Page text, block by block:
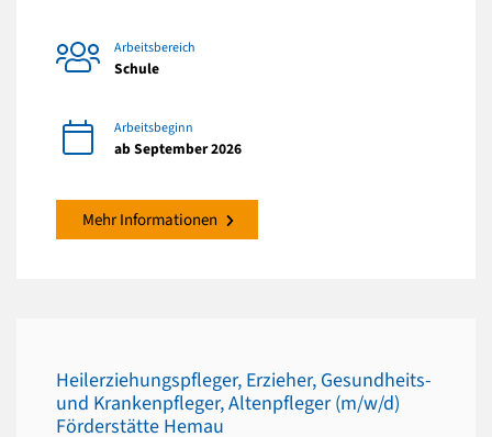
Arbeitsbereich
Schule
Arbeitsbeginn
ab September 2026
Mehr Informationen
Heilerziehungspfleger, Erzieher, Gesundheits-
und Krankenpfleger, Altenpfleger (m/w/d)
Förderstätte Hemau